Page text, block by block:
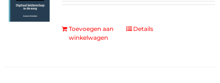
Toevoegen aan
winkelwagen
Details